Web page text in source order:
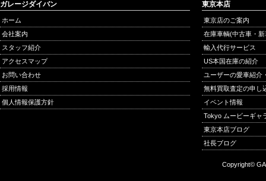
ガレージダイバン
ホーム
会社案内
スタッフ紹介
アクセスマップ
お問い合わせ
採用情報
個人情報保護方針
東京本店
東京店のご案内
在庫車輌(中古車・
輸入代行サービス
US本国在庫の紹介
ユーザーの愛車紹介
無料買取査定の申し
イベント情報
Tokyo ムービーギャ
東京本店ブログ
社長ブログ
Copyright©